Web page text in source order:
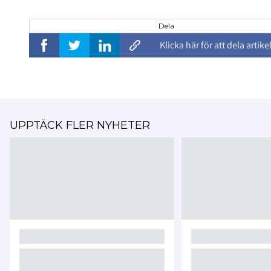
Dela
Klicka här för att dela
UPPTÄCK FLER NYHETER